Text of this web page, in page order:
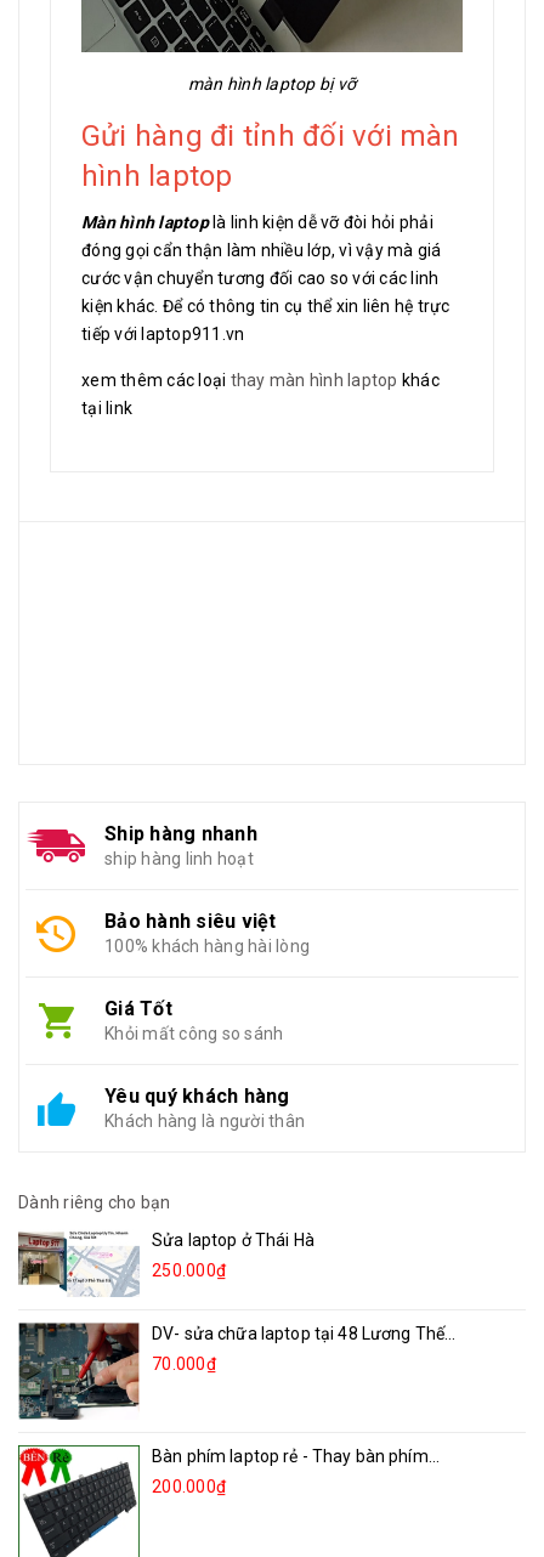
màn hình laptop bị vỡ
Gửi hàng đi tỉnh đối với màn
hình laptop
Màn hình laptoplà linh kiện dễ vỡ đòi hỏi phải
đóng gọi cẩn thận làm nhiều lớp, vì vậy mà giá
cước vận chuyển tương đối cao so với các linh
kiện khác. Để có thông tin cụ thể xin liên hệ trực
tiếp với laptop911.vn
xem thêm các loại thay màn hình laptop khác
tại link
Ship hàng nhanh
ship hàng linh hoạt
Bảo hành siêu việt
100% khách hàng hài lòng
Giá Tốt
Khỏi mất công so sánh
Yêu quý khách hàng
Khách hàng là người thân
Dành riêng cho bạn
Sửa laptop ở Thái Hà
250.000₫
DV- sửa chữa laptop tại 48 Lương Thế...
70.000₫
Bàn phím laptop rẻ - Thay bàn phím...
200.000₫